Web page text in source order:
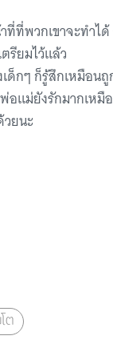
ที่ที่พวกเขาจะทำ
รียมไว้แล้ว
ด็กๆ ก็รู้สึกเหมือ
อแม่ยังรักมากเห
ยนะ
ต